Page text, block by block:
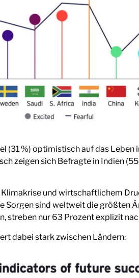
(31 %) optimistisch auf das
zeigen sich Befragte in Indien
und wirtschaftlichem
Sorgen sind weltweit die größten
streben nur 63 Prozent explizit
dabei stark zwischen Ländern: